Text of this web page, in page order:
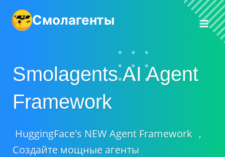
контенту
Смолагенты
Smolagents AI Agent
Framework
HuggingFace's NEW Agent Framework ，
Создайте мощные агенты